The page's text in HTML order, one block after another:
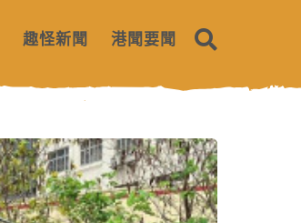
趣怪新聞 港聞要聞